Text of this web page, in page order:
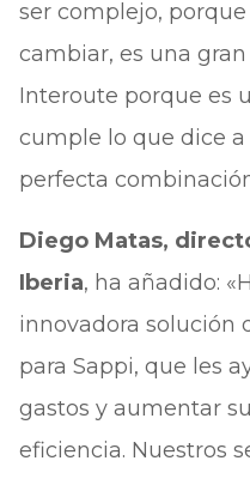
ser complejo,
cambiar, es una
Interoute porque es
cumple lo que dice
perfecta
Diego Matas,
Iberia, ha añadido:
innovadora solución
para Sappi, que les
gastos y aumentar
eficiencia. Nuestros